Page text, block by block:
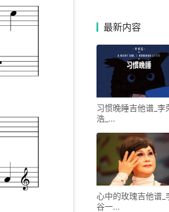
最新内容
习惯晚睡吉他谱_李
浩_...
心中的玫瑰吉他谱_
谷一...